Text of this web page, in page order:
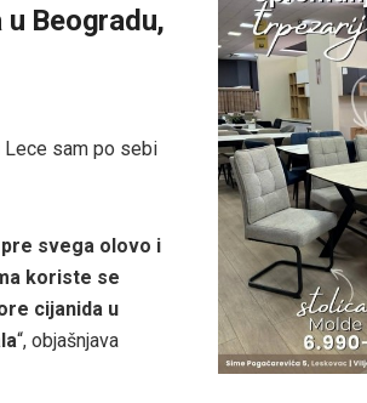
Beogradu,
Lece sam po sebi
svega olovo i
koriste se
cijanida u
“, objašnjava